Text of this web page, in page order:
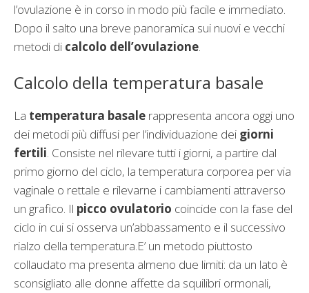
l’ovulazione è in corso in modo più facile e immediato.
Dopo il salto una breve panoramica sui nuovi e vecchi
metodi di calcolo dell’ovulazione.
Calcolo della temperatura basale
La temperatura basale rappresenta ancora oggi uno
dei metodi più diffusi per l’individuazione dei giorni
fertili. Consiste nel rilevare tutti i giorni, a partire dal
primo giorno del ciclo, la temperatura corporea per via
vaginale o rettale e rilevarne i cambiamenti attraverso
un grafico. Il picco ovulatorio coincide con la fase del
ciclo in cui si osserva un’abbassamento e il successivo
rialzo della temperatura.E’ un metodo piuttosto
collaudato ma presenta almeno due limiti: da un lato è
sconsigliato alle donne affette da squilibri ormonali,